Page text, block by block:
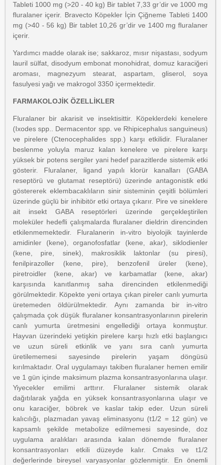
Tableti 1000 mg (>20 - 40 kg) Bir tablet 7,33 gr’dir ve 1000 mg
fluralaner içerir. Bravecto Köpekler İçin Çiğneme Tableti 1400
mg (>40 - 56 kg) Bir tablet 10,26 gr’dir ve 1400 mg fluralaner
içerir.
Yardımcı madde olarak ise; sakkaroz, mısır nişastası, sodyum
lauril sülfat, disodyum embonat monohidrat, domuz karaciğeri
aroması, magnezyum stearat, aspartam, gliserol, soya
fasulyesi yağı ve makrogol 3350 içermektedir.
FARMAKOLOJİK ÖZELLİKLER
Fluralaner bir akarisit ve insektisittir. Köpeklerdeki kenelere
(Ixodes spp.. Dermacentor spp. ve Rhipicephalus sanguineus)
ve pirelere (Ctenocephalides spp.) karşı etkilidir. Fluralaner
beslenme yoluyla maruz kalan kenelere ve pirelere karşı
yüksek bir potens sergiler yani hedef parazitlerde sistemik etki
gösterir. Fluralaner, ligand yapılı klorür kanalları (GABA
reseptörü ve glutamat reseptörü) üzerinde antagonistik etki
göstererek eklembacaklıların sinir sisteminin çeşitli bölümleri
üzerinde güçlü bir inhibitör etki ortaya çıkarır. Pire ve sineklere
ait insekt GABA reseptörleri üzerinde gerçekleştirilen
moleküler hedefli çalışmalarda fluralaner dieldrin direncinden
etkilenmemektedir. Fluralanerin in-vitro biyolojik tayinlerde
amidinler (kene), organofosfatlar (kene, akar), siklodienler
(kene, pire, sinek), makrosiklik laktonlar (su piresi),
fenilpirazoller (kene, pire), benzofenil üreler (kene),
piretroidler (kene, akar) ve karbamatlar (kene, akar)
karşısında kanıtlanmış saha direncinden etkilenmediği
görülmektedir. Köpekte yeni ortaya çıkan pireler canlı yumurta
üretemeden öldürülmektedir. Aynı zamanda bir in-vitro
çalışmada çok düşük fluralaner konsantrasyonlarının pirelerin
canlı yumurta üretmesini engellediği ortaya konmuştur.
Hayvan üzerindeki yetişkin pirelere karşı hızlı etki başlangıcı
ve uzun süreli etkinlik ve yanı sıra canlı yumurta
üretilememesi sayesinde pirelerin yaşam döngüsü
kırılmaktadır. Oral uygulamayı takiben fluralaner hemen emilir
ve 1 gün içinde maksimum plazma konsantrasyonlarına ulaşır.
Yiyecekler emilimi arttırır. Fluralaner sistemik olarak
dağıtılarak yağda en yüksek konsantrasyonlarına ulaşır ve
onu karaciğer, böbrek ve kaslar takip eder. Uzun süreli
kalıcılığı, plazmadan yavaş eliminasyonu (t1/2 = 12 gün) ve
kapsamlı şekilde metabolize edilmemesi sayesinde, doz
uygulama aralıkları arasında kalan dönemde fluralaner
konsantrasyonları etkili düzeyde kalır. Cmaks ve t1/2
değerlerinde bireysel varyasyonlar gözlenmiştir. En önemli